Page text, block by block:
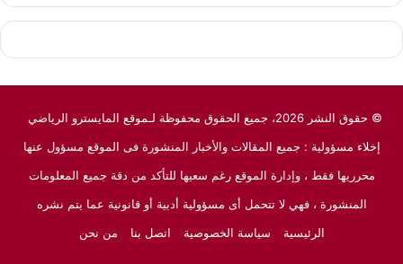
© حقوق النشر 2026، جميع الحقوق محفوظة لـموقع المايسترو الرياضي
إخلاء مسؤولية : جميع المقالات والأخبار المنشورة فى الموقع مسؤول عنها
محرريها فقط ، وإدارة الموقع رغم سعيها للتأكد من دقة جميع المعلومات
المنشورة ، فهي لا تتحمل أى مسؤولية أدبية أو قانونية عما يتم نشره
الرئيسية
سياسة الخصوصية اتصل بنا من نحن